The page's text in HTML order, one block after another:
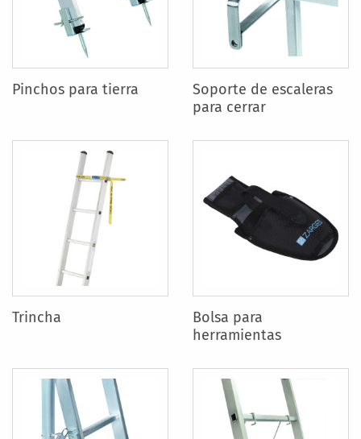
Pinchos para tierra
Soporte de escaleras
para cerrar
Trincha
Bolsa para
herramientas